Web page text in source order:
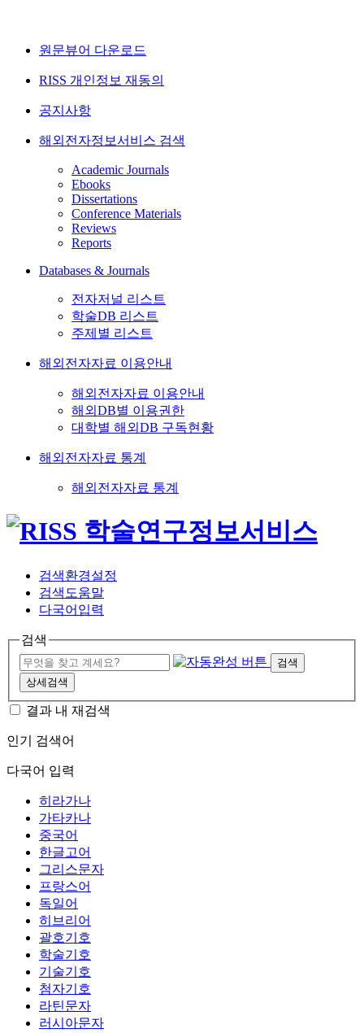
원문뷰어 다운로드
RISS 개인정보 재동의
공지사항
해외전자정보서비스 검색
Academic Journals
Ebooks
Dissertations
Conference Materials
Reviews
Reports
Databases & Journals
전자저널 리스트
학술DB 리스트
주제별 리스트
해외전자자료 이용안내
해외전자자료 이용안내
해외DB별 이용권한
대학별 해외DB 구독현황
해외전자자료 통계
해외전자자료 통계
검색환경설정
검색도움말
다국어입력
검색
검색
상세검색
결과 내 재검색
인기 검색어
다국어 입력
히라가나
가타카나
중국어
한글고어
그리스문자
프랑스어
독일어
히브리어
괄호기호
학술기호
기술기호
첨자기호
라틴문자
러시아문자